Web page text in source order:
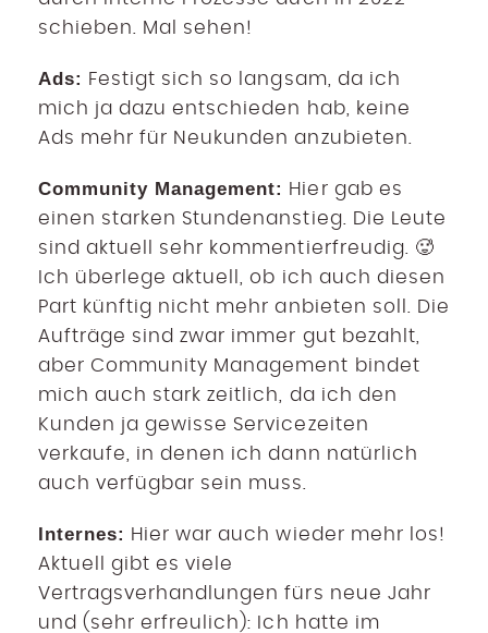
schieben. Mal sehen!
Ads: Festigt sich so langsam, da ich
mich ja dazu entschieden hab, keine
Ads mehr für Neukunden anzubieten.
Community Management: Hier gab es
einen starken Stundenanstieg. Die Leute
sind aktuell sehr kommentierfreudig. 🥵
Ich überlege aktuell, ob ich auch diesen
Part künftig nicht mehr anbieten soll. Die
Aufträge sind zwar immer gut bezahlt,
aber Community Management bindet
mich auch stark zeitlich, da ich den
Kunden ja gewisse Servicezeiten
verkaufe, in denen ich dann natürlich
auch verfügbar sein muss.
Internes: Hier war auch wieder mehr los!
Aktuell gibt es viele
Vertragsverhandlungen fürs neue Jahr
und (sehr erfreulich): Ich hatte im